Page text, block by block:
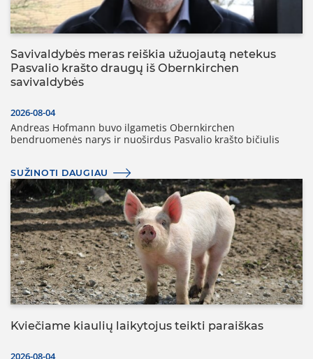
Savivaldybės meras reiškia užuojautą netekus
Pasvalio krašto draugų iš Obernkirchen
savivaldybės
2026-08-04
Andreas Hofmann buvo ilgametis Obernkirchen
bendruomenės narys ir nuoširdus Pasvalio krašto bičiulis
SUŽINOTI DAUGIAU
Kviečiame kiaulių laikytojus teikti paraiškas
2026-08-04